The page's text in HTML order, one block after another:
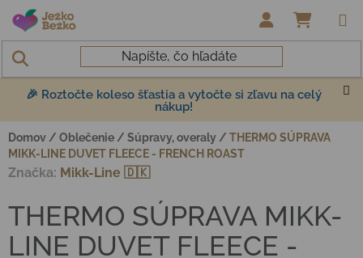
Prejsť na obsah
🎉 Roztočte koleso šťastia a vytočte si zľavu na celý
nákup!
Domov / Oblečenie / Súpravy, overaly / THERMO SÚPRAVA
MIKK-LINE DUVET FLEECE - FRENCH ROAST
THERMO SÚPRAVA MIKK-
LINE DUVET FLEECE -
Značka: Mikk-Line 🇩🇰